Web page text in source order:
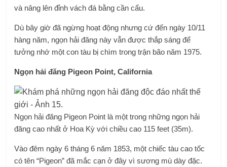
và nâng lên đỉnh vách đá bằng cần cẩu.
Dù bây giờ đã ngừng hoạt động nhưng cứ đến ngày 10/11
hàng năm, ngọn hải đăng này vẫn được thắp sáng để
tưởng nhớ một con tàu bị chìm trong trận bão năm 1975.
Ngọn hải đăng Pigeon Point, California
Ngọn hải đăng Pigeon Point là một trong những ngọn hải
đăng cao nhất ở Hoa Kỳ với chiều cao 115 feet (35m).
Vào đêm ngày 6 tháng 6 năm 1853, một chiếc tàu cao tốc
có tên “Pigeon” đã mắc cạn ở đây vì sương mù dày đặc.